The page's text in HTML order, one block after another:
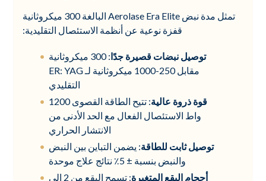
تمثل مدة نبض Aerolase Era Elite البالغة 300 ميكروثانية
قفزة نوعية عن أنظمة الاستئصال التقليدية:
توصيل نبضات قصيرة جدًا
: 300 ميكروثانية
مقابل 250-1000 ميكروثانية لـ ER: YAG
التقليدي
قوة ذروة عالية
: تتيح الطاقة القصوى 1200
واط الاستئصال الفعال مع الحد الأدنى من
الانتشار الحراري
توصيل ثابت للطاقة: يضمن التباين بين النبض
والنبض بنسبة ± 5٪ نتائج علاج موحدة
أحجام البقع المتغيرة
: تسمح البقع من 2 إلى